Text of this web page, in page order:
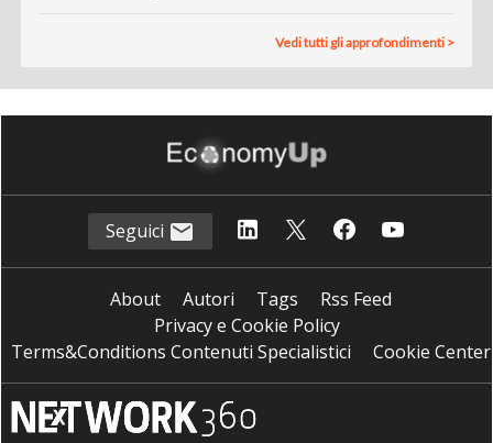
Vedi tutti gli approfondimenti >
Seguici
About Autori Tags
Rss Feed
Privacy e Cookie Policy
Terms&Conditions Contenuti Specialistici
Cookie Center